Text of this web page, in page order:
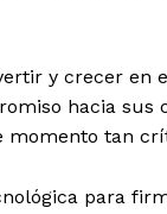
y crecer en
hacia sus
momento tan
para